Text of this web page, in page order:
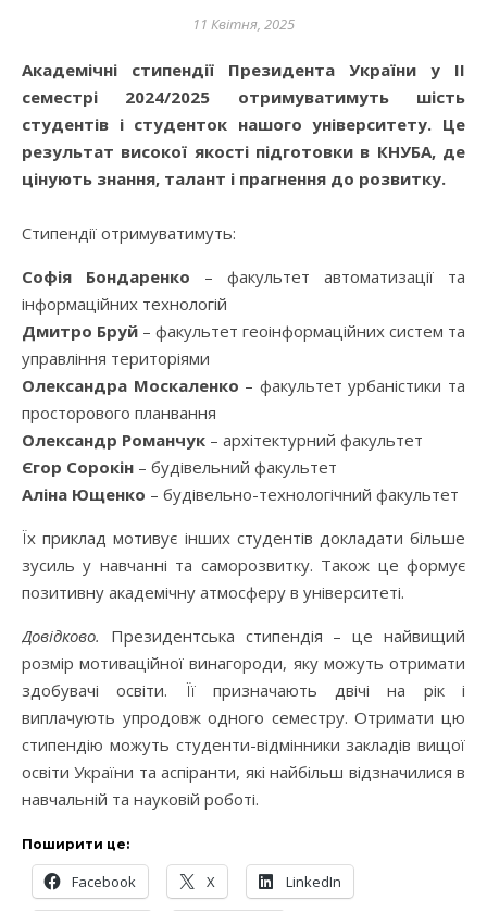
11 Квітня, 2025
Академічні стипендії Президента України у ІІ
семестрі 2024/2025 отримуватимуть шість
студентів і студенток нашого університету. Це
результат високої якості підготовки в КНУБА, де
цінують знання, талант і прагнення до розвитку.
Стипендії отримуватимуть:
Софія Бондаренко ­– факультет автоматизації та
інформаційних технологій
Дмитро Бруй – факультет геоінформаційних систем та
управління територіями
Олександра Москаленко – факультет урбаністики та
просторового планвання
Олександр Романчук – архітектурний факультет
Єгор Сорокін – будівельний факультет
Аліна Ющенко – будівельно-технологічний факультет
Їх приклад мотивує інших студентів докладати більше
зусиль у навчанні та саморозвитку. Також це формує
позитивну академічну атмосферу в університеті.
Довідково. Президентська стипендія – це найвищий
розмір мотиваційної винагороди, яку можуть отримати
здобувачі освіти. Її призначають двічі на рік і
виплачують упродовж одного семестру. Отримати цю
стипендію можуть студенти-відмінники закладів вищої
освіти України та аспіранти, які найбільш відзначилися в
навчальній та науковій роботі.
Поширити це:
Facebook X LinkedIn